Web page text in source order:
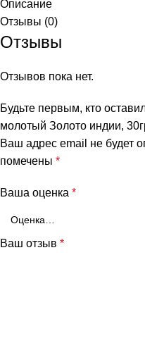
Описание
Отзывы (0)
Отзывы
Отзывов пока нет.
Будьте первым, кто
молотый Золото индии,
Ваш адрес email не будет
помечены *
Ваша оценка *
Ваш отзыв *